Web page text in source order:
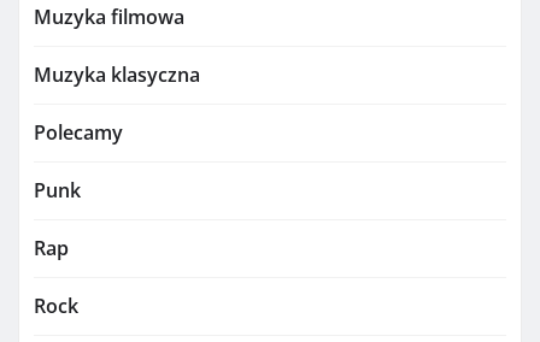
Muzyka filmowa
Muzyka klasyczna
Polecamy
Punk
Rap
Rock